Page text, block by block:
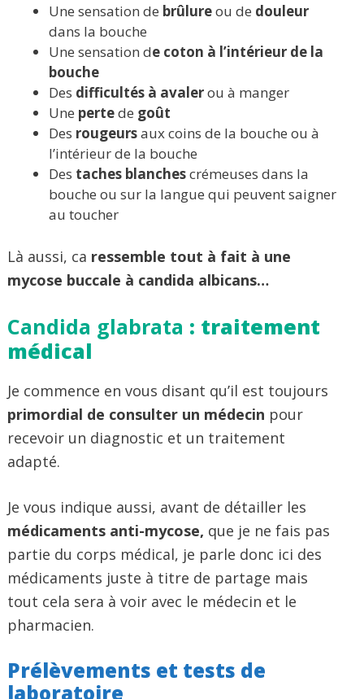
Une sensation de brûlureou de douleur
dans la bouche
Une sensation de coton à l’intérieur de la
bouche
Des difficultés à avalerou à manger
Une pertede goût
Des rougeursaux coins de la bouche ou à
l’intérieur de la bouche
Des taches blanchescrémeuses dans la
bouche ou sur la langue qui peuvent saigner
au toucher
Là aussi, ca ressemble tout à fait à une
mycose buccale à candida albicans…
Candida glabrata : traitement
médical
Je commence en vous disant qu’il est toujours
primordial de consulter un médecin pour
recevoir un diagnostic et un traitement
adapté.
Je vous indique aussi, avant de détailler les
médicaments anti-mycose, que je ne fais pas
partie du corps médical, je parle donc ici des
médicaments juste à titre de partage mais
tout cela sera à voir avec le médecin et le
pharmacien.
Prélèvements et tests de
laboratoire